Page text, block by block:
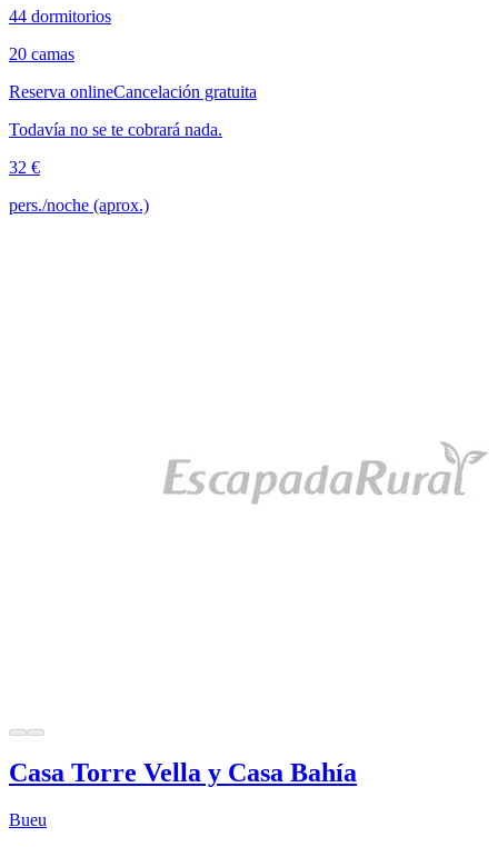
44 dormitorios
20 camas
Reserva onlineCancelación gratuita
Todavía no se te cobrará nada.
32 €
pers./noche (aprox.)
Casa Torre Vella y Casa Bahía
Bueu